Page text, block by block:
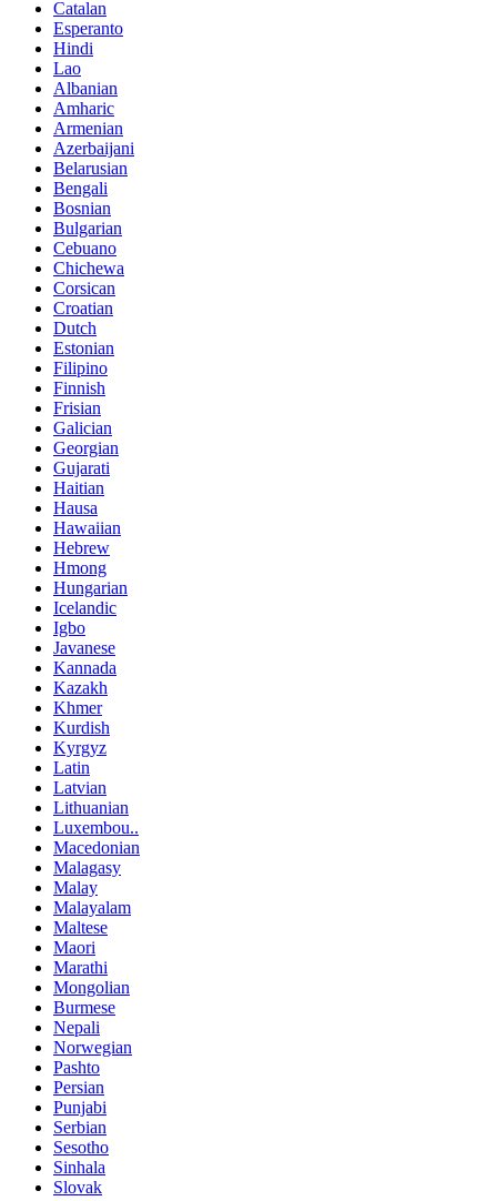
Catalan
Esperanto
Hindi
Lao
Albanian
Amharic
Armenian
Azerbaijani
Belarusian
Bengali
Bosnian
Bulgarian
Cebuano
Chichewa
Corsican
Croatian
Dutch
Estonian
Filipino
Finnish
Frisian
Galician
Georgian
Gujarati
Haitian
Hausa
Hawaiian
Hebrew
Hmong
Hungarian
Icelandic
Igbo
Javanese
Kannada
Kazakh
Khmer
Kurdish
Kyrgyz
Latin
Latvian
Lithuanian
Luxembou..
Macedonian
Malagasy
Malay
Malayalam
Maltese
Maori
Marathi
Mongolian
Burmese
Nepali
Norwegian
Pashto
Persian
Punjabi
Serbian
Sesotho
Sinhala
Slovak